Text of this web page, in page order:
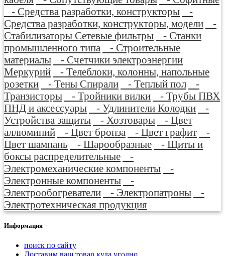
- Средства разработки, конструкторы
-
Средства разработки, конструкторы, модели
-
Стабилизаторы Сетевые фильтры
- Станки
промышленного типа
- Строительные
материалы
- Счетчики электроэнергии
Меркурий
- Телеблоки, колонны, напольные
розетки
- Тены Спирали - Теплый пол
-
Транзисторы
- Тройники вилки
- Трубы ПВХ
ПНД и аксессуары
- Удлинители Колодки
-
Устройства защиты
- Хозтовары
- Цвет
аллюминий
- Цвет бронза - Цвет графит
-
Цвет шампань
- Шарообразные
- Щиты и
боксы распределительные
-
Электромеханические компоненты
-
Электронные компоненты
-
Электрообогреватели
- Электропатроны
-
Электротехническая продукция
Информация
поиск по сайту
Доставим ваш товар куда угодно